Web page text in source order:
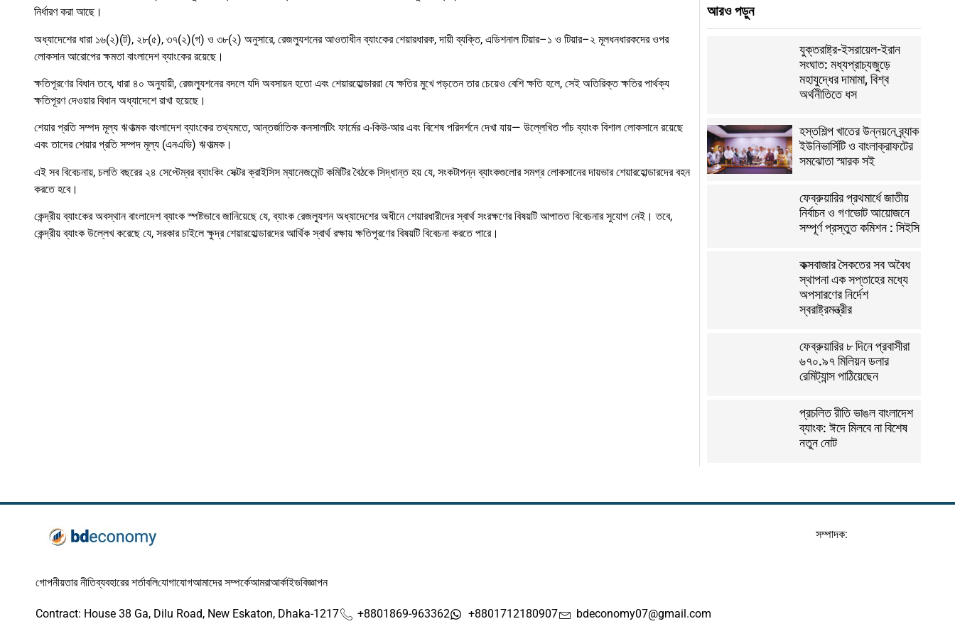
নির্ধারণ করা আছে।
অধ্যাদেশের ধারা ১৬(২)(ট), ২৮(৫), ৩৭(২)(গ) ও ৩৮(২) অনুসারে, রেজল্যুশনের আওতাধীন ব্যাংকের শেয়ারধারক, দায়ী ব্যক্তি, এডিশনাল টিয়ার–১ ও টিয়ার–২ মূলধনধারকদের ওপর
লোকসান আরোপের ক্ষমতা বাংলাদেশ ব্যাংকের রয়েছে।
ক্ষতিপূরণের বিধান তবে, ধারা ৪০ অনুযায়ী, রেজল্যুশনের বদলে যদি অবসায়ন হতো এবং শেয়ারহোল্ডাররা যে ক্ষতির মুখে পড়তেন তার চেয়েও বেশি ক্ষতি হলে, সেই অতিরিক্ত ক্ষতির পার্থক্য
ক্ষতিপূরণ দেওয়ার বিধান অধ্যাদেশে রাখা হয়েছে।
শেয়ার প্রতি সম্পদ মূল্য ঋণাত্মক বাংলাদেশ ব্যাংকের তথ্যমতে, আন্তর্জাতিক কনসালটিং ফার্মের এ-কিউ-আর এবং বিশেষ পরিদর্শনে দেখা যায়— উল্লেখিত পাঁচ ব্যাংক বিশাল লোকসানে রয়েছে
এবং তাদের শেয়ার প্রতি সম্পদ মূল্য (এনএভি) ঋণাত্মক।
এই সব বিবেচনায়, চলতি বছরের ২৪ সেপ্টেম্বর ব্যাংকিং সেক্টর ক্রাইসিস ম্যানেজমেন্ট কমিটির বৈঠকে সিদ্ধান্ত হয় যে, সংকটাপন্ন ব্যাংকগুলোর সমগ্র লোকসানের দায়ভার শেয়ারহোল্ডারদের বহন
করতে হবে।
কেন্দ্রীয় ব্যাংকের অবস্থান বাংলাদেশ ব্যাংক স্পষ্টভাবে জানিয়েছে যে, ব্যাংক রেজল্যুশন অধ্যাদেশের অধীনে শেয়ারধারীদের স্বার্থ সংরক্ষণের বিষয়টি আপাতত বিবেচনার সুযোগ নেই। তবে,
কেন্দ্রীয় ব্যাংক উল্লেখ করেছে যে, সরকার চাইলে ক্ষুদ্র শেয়ারহোল্ডারদের আর্থিক স্বার্থ রক্ষায় ক্ষতিপূরণের বিষয়টি বিবেচনা করতে পারে।
আরও পড়ুন
যুক্তরাষ্ট্র-ইসরায়েল-ইরান
সংঘাত: মধ্যপ্রাচ্যজুড়ে
মহাযুদ্ধের দামামা, বিশ্ব
অর্থনীতিতে ধস
হস্তশিল্প খাতের উন্নয়নে ব্র্যাক
ইউনিভার্সিটি ও বাংলাক্রাফটের
সমঝোতা স্মারক সই
ফেব্রুয়ারির প্রথমার্ধে জাতীয়
নির্বাচন ও গণভোট আয়োজনে
সম্পূর্ণ প্রস্তুত কমিশন : সিইসি
কক্সবাজার সৈকতের সব অবৈধ
স্থাপনা এক সপ্তাহের মধ্যে
অপসারণের নির্দেশ
স্বরাষ্ট্রমন্ত্রীর
ফেব্রুয়ারির ৮ দিনে প্রবাসীরা
৬৭০.৯৭ মিলিয়ন ডলার
রেমিট্যান্স পাঠিয়েছেন
প্রচলিত রীতি ভাঙল বাংলাদেশ
ব্যাংক: ঈদে মিলবে না বিশেষ
নতুন নোট
সম্পাদক:
গোপনীয়তার নীতিব্যবহারের শর্তাবলিযোগাযোগআমাদের সম্পর্কেআমরাআর্কাইভবিজ্ঞাপন
Contract: House 38 Ga, Dilu Road, New Eskaton, Dhaka-1217 +8801869-963362 +8801712180907 bdeconomy07@gmail.com